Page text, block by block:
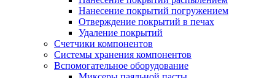
Нанесение покрытий погружением
Отверждение покрытий в печах
Удаление покрытий
Счетчики компонентов
Системы хранения компонентов
Вспомогательное оборудование